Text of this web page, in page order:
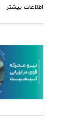
اطلاعات بیشتر